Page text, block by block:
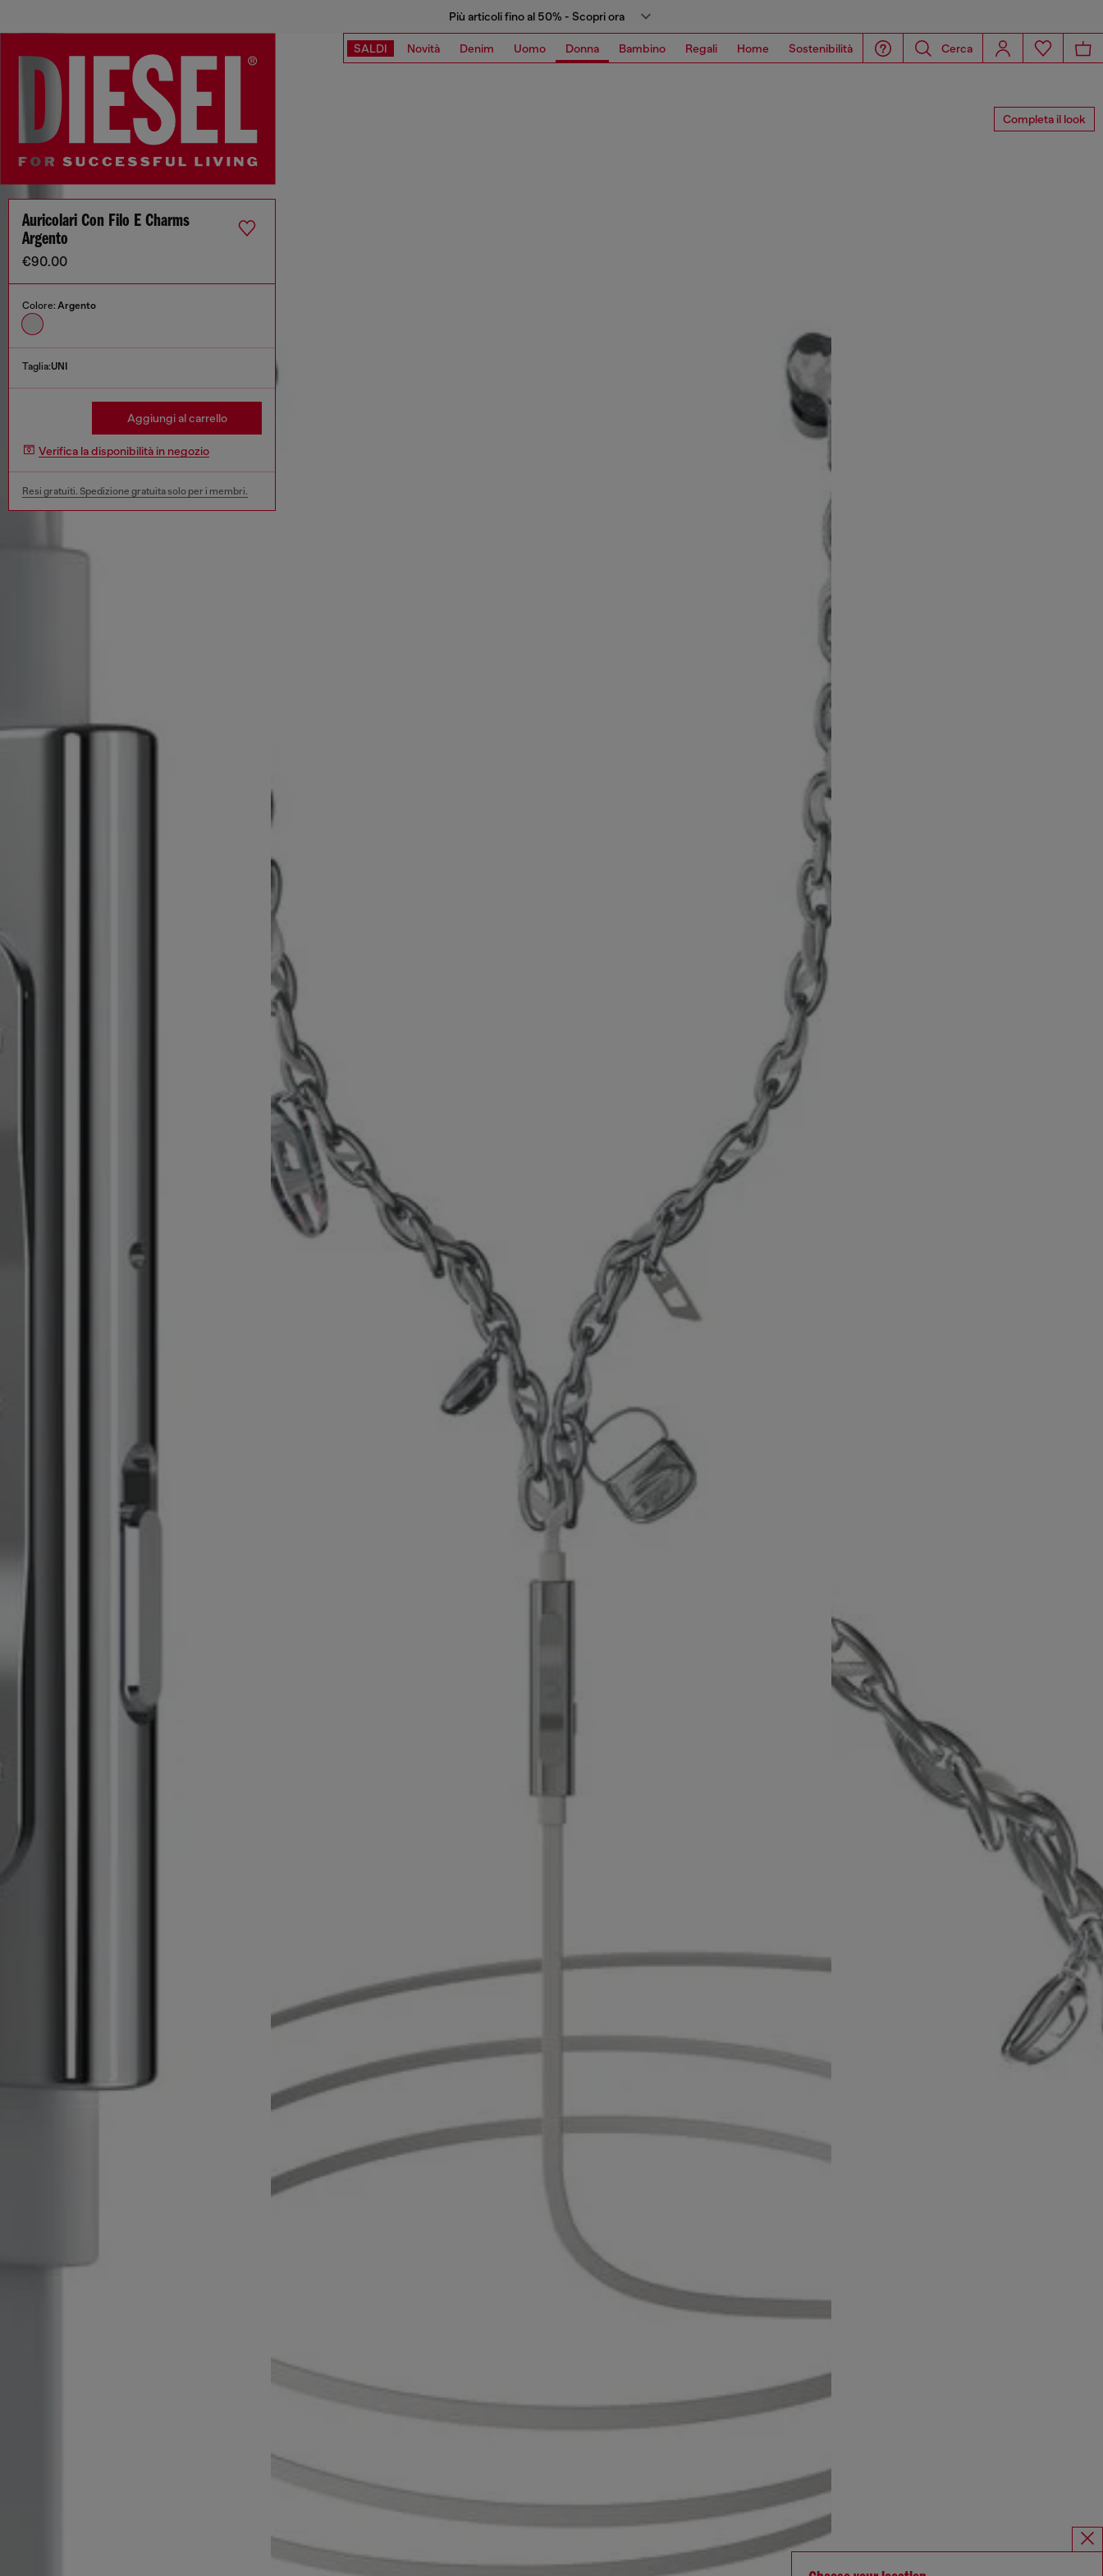
Più articoli fino al 50% - Scopri ora
SALDI Novità Denim Uomo Donna Bambino Regali Home Sostenibilità Cerca
Completa il look
Auricolari Con Filo E Charms
Argento
€90.00
Colore: Argento
Taglia:UNI
Aggiungi al carrello
Verifica la disponibilità in negozio
Resi gratuiti. Spedizione gratuita solo per i membri.